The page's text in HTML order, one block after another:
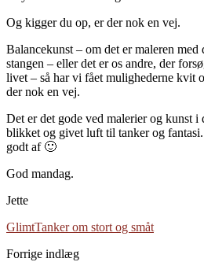
Og kigger du op, er der nok en vej.
Balancekunst – om det er maleren med
stangen – eller det er os andre, der
livet – så har vi fået mulighederne kvit
der nok en vej.
Det er det gode ved malerier og kunst i
blikket og givet luft til tanker og
godt af 🙂
God mandag.
Jette
GlimtTanker om stort og småt
Forrige indlæg